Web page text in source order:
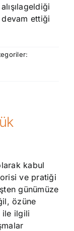
ettiği
kabul
ve pratiği
günümüze
özüne
ile ilgili